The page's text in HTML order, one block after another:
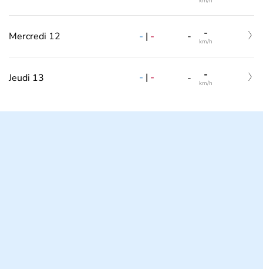
Mercredi 12 - | - - -
km/h
Jeudi 13 - | - - -
km/h